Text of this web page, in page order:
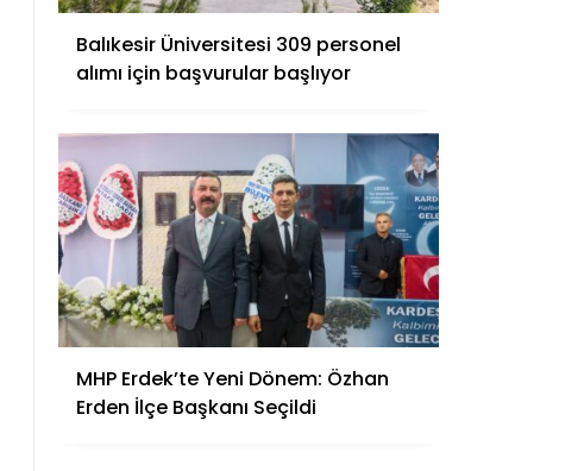
Balıkesir Üniversitesi 309 personel
alımı için başvurular başlıyor
MHP Erdek’te Yeni Dönem: Özhan
Erden İlçe Başkanı Seçildi